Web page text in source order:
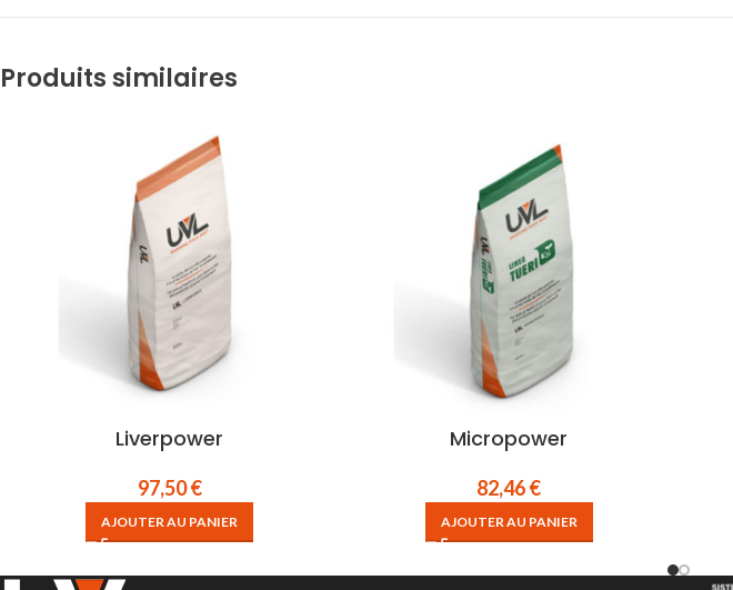
Produits similaires
Liverpower
97,50€
AJOUTER AU PANIER
Micropower
82,46€
AJOUTER AU PANIER